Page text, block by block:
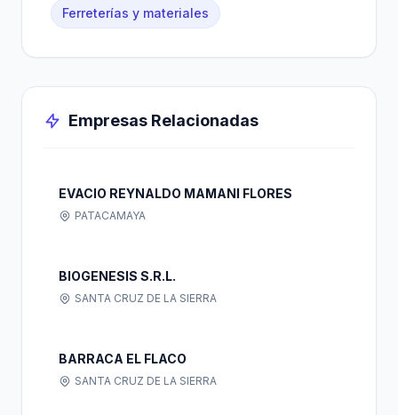
Ferreterías y materiales
Empresas Relacionadas
EVACIO REYNALDO MAMANI FLORES
PATACAMAYA
BIOGENESIS S.R.L.
SANTA CRUZ DE LA SIERRA
BARRACA EL FLACO
SANTA CRUZ DE LA SIERRA